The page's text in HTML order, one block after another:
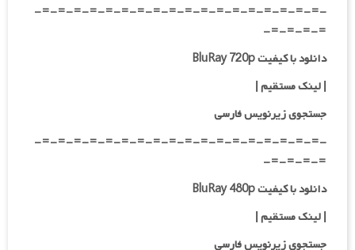
-=-=-=-=-=-=-=-=-=-=-=-=-=-=-=-=-=-=-
=-=-=-=-
دانلود با کیفیت BluRay 720p
| لینک مستقیم|
جستجوی زیرنویس فارسی
-=-=-=-=-=-=-=-=-=-=-=-=-=-=-=-=-=-=-
=-=-=-=-
دانلود با کیفیت BluRay 480p
| لینک مستقیم|
جستجوی زیرنویس فارسی